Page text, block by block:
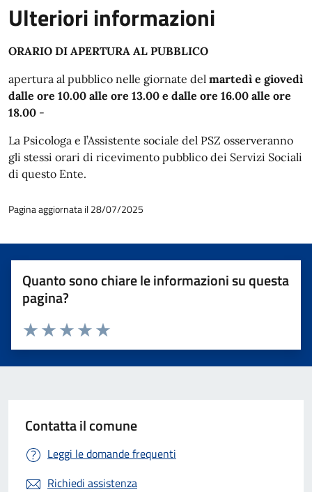
Ulteriori informazioni
ORARIO DI APERTURA AL PUBBLICO
apertura al pubblico nelle giornate del martedì e giovedì
dalle ore 10.00 alle ore 13.00 e dalle ore 16.00 alle ore
18.00 -
La Psicologa e l’Assistente sociale del PSZ osserveranno
gli stessi orari di ricevimento pubblico dei Servizi Sociali
di questo Ente.
Pagina aggiornata il 28/07/2025
Quanto sono chiare le informazioni su questa
pagina?
Valuta 5 stelle su 5
Valuta 4 stelle su 5
Valuta 3 stelle su 5
Valuta 2 stelle su 5
Valuta 1 stelle su 5
Contatta il comune
Leggi le domande frequenti
Richiedi assistenza